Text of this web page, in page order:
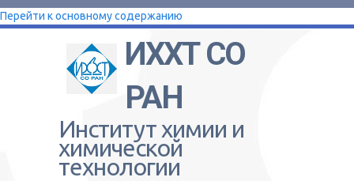
Перейти к основному содержанию
ИХХТ СО
РАН
Институт химии и
химической
технологии